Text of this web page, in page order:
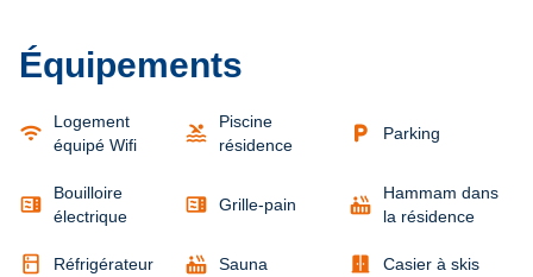
Équipements
wifi
Logement
équipé Wifi
pool
Piscine
résidence
local_parking Parking
microwave
Bouilloire
électrique
microwave Grille-pain hot_tub
Hammam dans
la résidence
kitchen Réfrigérateur hot_tub Sauna door_sliding Casier à skis